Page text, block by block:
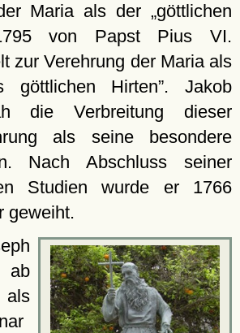
Maria als der
göttlichen
von Papst Pius VI.
zur Verehrung der Maria als
göttlichen Hirten . Jakob
die Verbreitung dieser
als seine besondere
Nach Abschluss seiner
Studien wurde er 1766
geweiht.
ab